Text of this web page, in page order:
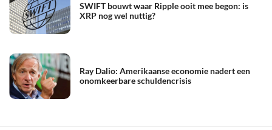
SWIFT bouwt waar Ripple ooit mee begon: is
XRP nog wel nuttig?
Ray Dalio: Amerikaanse economie nadert een
onomkeerbare schuldencrisis